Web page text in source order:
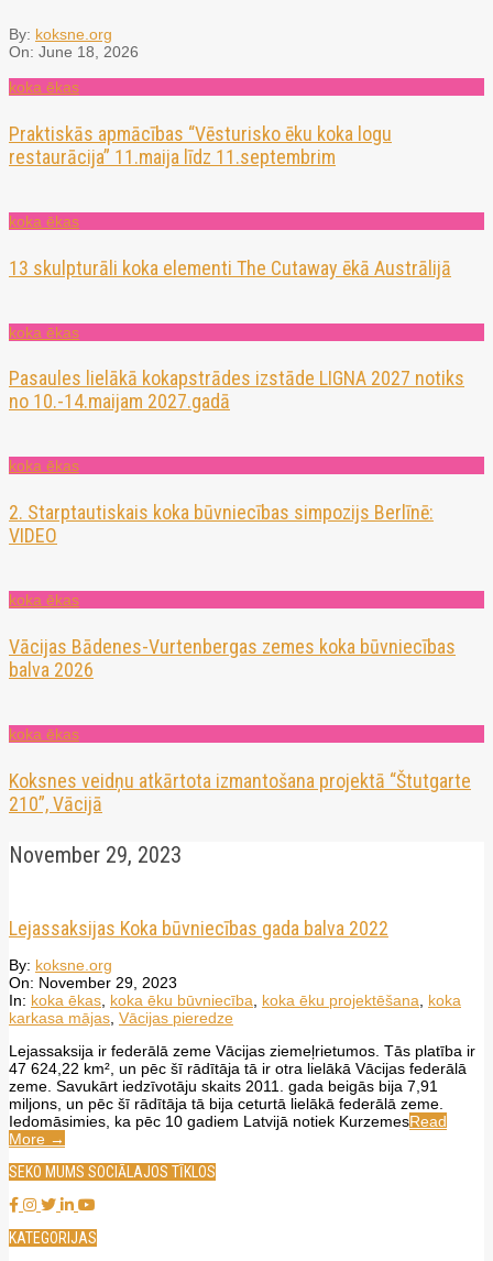
By: koksne.org
On: June 18, 2026
koka ēkas
Praktiskās apmācības “Vēsturisko ēku koka logu
restaurācija” 11.maija līdz 11.septembrim
koka ēkas
13 skulpturāli koka elementi The Cutaway ēkā Austrālijā
koka ēkas
Pasaules lielākā kokapstrādes izstāde LIGNA 2027 notiks
no 10.-14.maijam 2027.gadā
koka ēkas
2. Starptautiskais koka būvniecības simpozijs Berlīnē:
VIDEO
koka ēkas
Vācijas Bādenes-Vurtenbergas zemes koka būvniecības
balva 2026
koka ēkas
Koksnes veidņu atkārtota izmantošana projektā “Štutgarte
210”, Vācijā
November 29, 2023
Lejassaksijas Koka būvniecības gada balva 2022
2023-
11-
29
By: koksne.org
On: November 29, 2023
In: koka ēkas, koka ēku būvniecība, koka ēku projektēšana, koka
karkasa mājas, Vācijas pieredze
Lejassaksija ir federālā zeme Vācijas ziemeļrietumos. Tās platība ir
47 624,22 km², un pēc šī rādītāja tā ir otra lielākā Vācijas federālā
zeme. Savukārt iedzīvotāju skaits 2011. gada beigās bija 7,91
miljons, un pēc šī rādītāja tā bija ceturtā lielākā federālā zeme.
Iedomāsimies, ka pēc 10 gadiem Latvijā notiek KurzemesRead
More →
SEKO MUMS SOCIĀLAJOS TĪKLOS
KATEGORIJAS